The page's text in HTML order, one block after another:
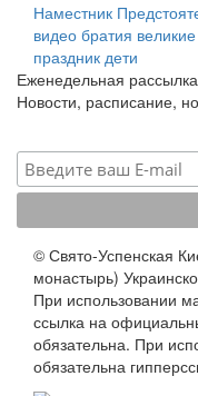
Наместник
видео братия
праздник дети
Еженедельная
Новости, расписание,
© Свято-Успенская
монастырь)
При использовании
ссылка на
обязательна. При
обязательна